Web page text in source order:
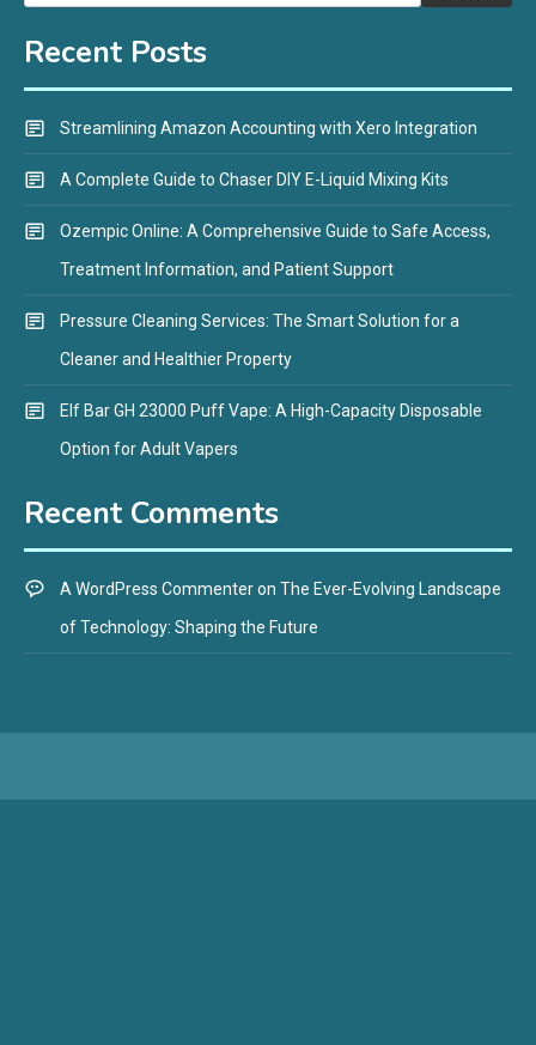
Recent Posts
Streamlining Amazon Accounting with Xero Integration
A Complete Guide to Chaser DIY E-Liquid Mixing Kits
Ozempic Online: A Comprehensive Guide to Safe Access,
Treatment Information, and Patient Support
Pressure Cleaning Services: The Smart Solution for a
Cleaner and Healthier Property
Elf Bar GH 23000 Puff Vape: A High-Capacity Disposable
Option for Adult Vapers
Recent Comments
A WordPress Commenteron The Ever-Evolving Landscape
of Technology: Shaping the Future